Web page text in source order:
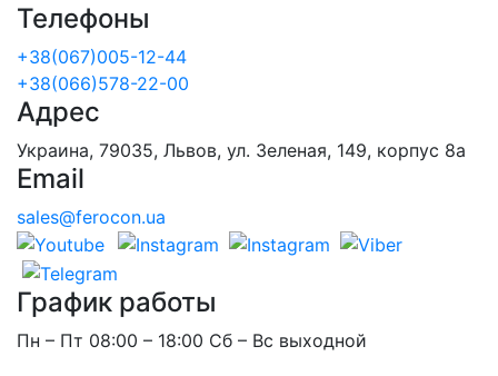
Телефоны
+38(067)005-12-44
+38(066)578-22-00
Адрес
Украина, 79035, Львов, ул. Зеленая, 149, корпус 8а
Email
sales@ferocon.ua
График работы
Пн – Пт 08:00 – 18:00 Сб – Вс выходной